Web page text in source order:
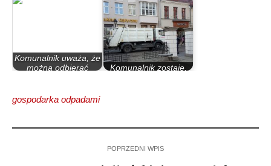
Komunalnik uważa, że
można odbierać
Komunalnik zostaje,
gospodarka odpadami
POPRZEDNI WPIS